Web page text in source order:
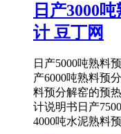
日产3000
计 豆丁网
日产5000吨熟料
产6000吨熟料预
料预分解窑的预
计说明书日产
4000吨水泥熟料